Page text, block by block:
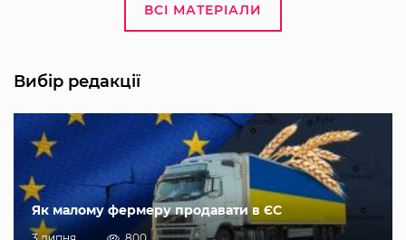
ВСІ МАТЕРІАЛИ
Вибір редакції
Як малому фермеру продавати в ЄС